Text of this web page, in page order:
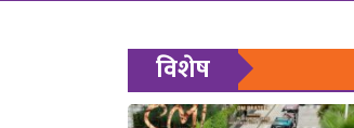
विशेष